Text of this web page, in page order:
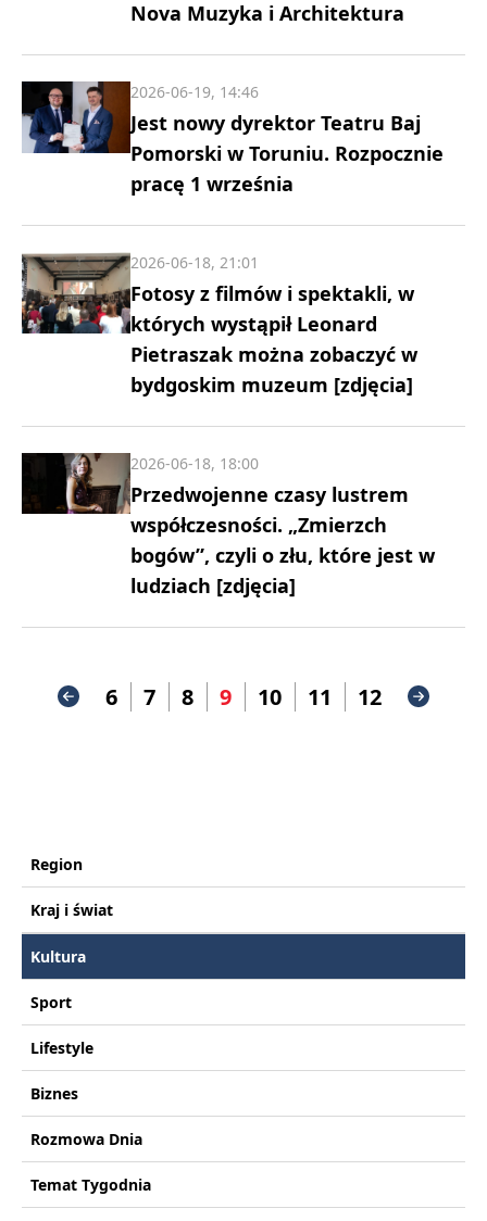
Nova Muzyka i Architektura
Jest nowy dyrektor Teatru Baj
Pomorski w Toruniu. Rozpocznie
pracę 1 września
2026-06-19, 14:46
Fotosy z filmów i spektakli, w
których wystąpił Leonard
Pietraszak można zobaczyć w
bydgoskim muzeum [zdjęcia]
2026-06-18, 21:01
Przedwojenne czasy lustrem
współczesności. „Zmierzch
bogów”, czyli o złu, które jest w
ludziach [zdjęcia]
2026-06-18, 18:00
6 7 8 9 10 11 12
Region
Kraj i świat
Kultura
Sport
Lifestyle
Biznes
Rozmowa Dnia
Temat Tygodnia